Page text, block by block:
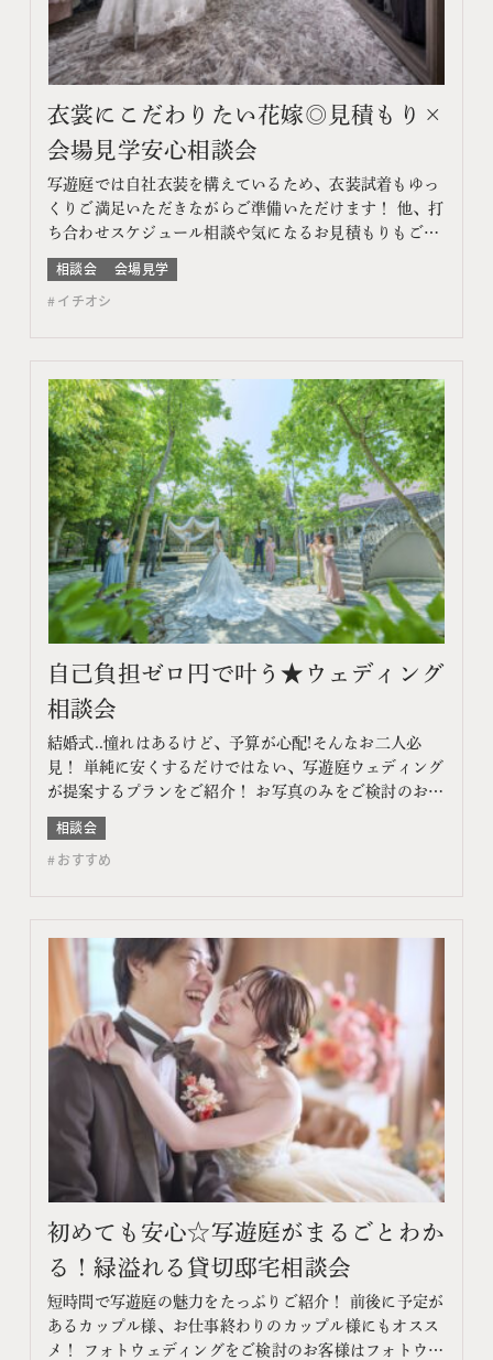
衣裳にこだわりたい花嫁◎見積もり×
会場見学安心相談会
写遊庭では自社衣装を構えているため、衣装試着もゆっ
くりご満足いただきながらご準備いただけます！ 他、打
ち合わせスケジュール相談や気になるお見積もりもご提
案♪ このフェアに含まれるコンテンツ フェア特典 特典
内容 WEBサイトよりフェア予約をしていただき、ご来
館いただいた方限定でエンゲージメントフォトをプレゼ
相談会
会場見学
イチオシ
自己負担ゼロ円で叶う★ウェディング
相談会
結婚式..憧れはあるけど、予算が心配!そんなお二人必
見！ 単純に安くするだけではない、写遊庭ウェディング
が提案するプランをご紹介！ お写真のみをご検討のお客
様はフォトウェディング相談会へ このフェアに含まれる
コンテンツ フェア特典 特典内容 WEBサイトよりフェア
予約をしていただき、ご来館いただいた方限定でエンゲ
相談会
おすすめ
初めても安心☆写遊庭がまるごとわか
る！緑溢れる貸切邸宅相談会
短時間で写遊庭の魅力をたっぷりご紹介！ 前後に予定が
あるカップル様、お仕事終わりのカップル様にもオスス
メ！ フォトウェディングをご検討のお客様はフォトウェ